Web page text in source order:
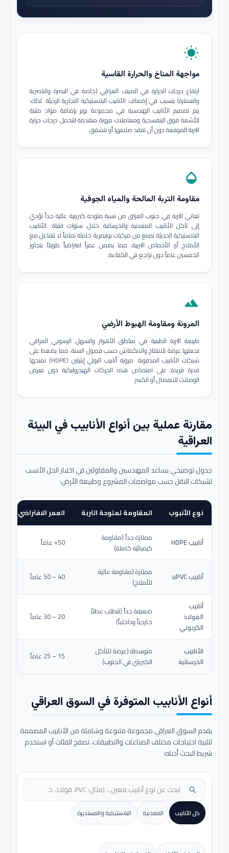
wb_sunny
مواجهة المناخ والحرارة القاسية
ارتفاع درجات الحرارة في الصيف العراقي (خاصة في البصرة والناصرية
والعمارة) يتسبب في إضعاف الأنابيب البلاستيكية التجارية الرديئة. لذلك،
يتم تصميم الأنابيب الهندسية في مجموعة بوير بإضافة مواد مثبتة
للأشعة فوق البنفسجية ومعاملات مرونة متقدمة لتتحمل درجات حرارة
التربة المرتفعة دون أن تفقد صلابتها أو تتشقق.
opacity
مقاومة التربة المالحة والمياه الجوفية
تعاني التربة في جنوب العراق من نسبة ملوحة كبريتية عالية جداً تؤدي
إلى تآكل الأنابيب المعدنية والخرسانية خلال سنوات قليلة. الأنابيب
البلاستيكية الحديثة تصنع من مركبات بوليمرية خاملة تماماً لا تتفاعل مع
الأملاح أو الأحماض التربية، مما يضمن عمراً افتراضياً طويلاً يتجاوز
الخمسين عاماً دون تراجع في الكفاءة.
terrain
المرونة ومقاومة الهبوط الأرضي
طبيعة التربة الطينية في مناطق الأهوار والسهل الرسوبي العراقي
تجعلها عرضة للانتفاخ والانكماش حسب فصول السنة، مما يضغط على
شبكات الأنابيب المدفونة. مرونة أنابيب البولي إيثيلين (HDPE) تمنحها
قدرة فريدة على امتصاص هذه الحركات الهيدروليكية دون تعرض
الوصلات للانفصال أو الكسر.
مقارنة عملية بين أنواع الأنابيب في البيئة
العراقية
جدول توضيحي يساعد المهندسين والمقاولين في اختيار الحل الأنسب
لشبكات النقل حسب مواصفات المشروع وطبيعة الأرض:
نوع الأنبوب المقاومة لملوحة التربة العمر الافتراضي
أنابيب HDPE
ممتازة جداً (مقاومة
كيميائية كاملة)
50+ عاماً
أنابيب uPVC
ممتازة (مقاومة عالية
للأملاح)
40 – 50 عاماً
أنابيب
الفولاذ
الكربوني
ضعيفة جداً (تتطلب عطلاً
خارجياً وداخلياً)
20 – 30 عاماً
الأنابيب
الخرسانية
متوسطة (عرضة للتآكل
الكبريتي في الجنوب)
15 – 25 عاماً
أنواع الأنابيب المتوفرة في السوق العراقي
يقدم السوق العراقي مجموعة متنوعة وشاملة من الأنابيب المصممة
لتلبية احتياجات مختلف الصناعات والتطبيقات. تصفح الفئات أو استخدم
شريط البحث أدناه:
search
كل الأنابيب المعدنية البلاستيكية والمستديرة